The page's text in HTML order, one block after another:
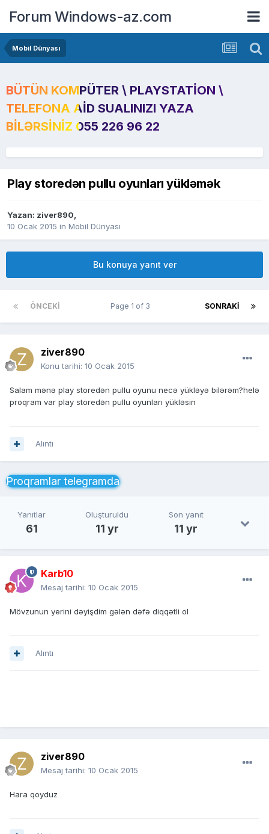
Forum Windows-az.com
Mobil Dünyası
BÜTÜN KOMPÜTER \ PLAYSTATION \
TELEFONA AID SUALINIZI YAZA
BILƏRSINIZ 055 226 96 22
Play storedən pullu oyunları yükləmək
Yazan: ziver890,
10 Ocak 2015 in Mobil Dünyası
Bu konuya yanıt ver
ÖNCEKI SONRAKI
Page 1 of 3
ziver890
Konu tarihi: 10 Ocak 2015
Salam mənə play storedən pullu oyunu necə yükləyə bilərəm?helə
proqram var play storedən pullu oyunları yükləsin
Alıntı
Proqramlar telegramda
Yanıtlar
61
Oluşturuldu
11 yr
Son yanıt
11 yr
Karb10
Mesaj tarihi: 10 Ocak 2015
Mövzunun yerini dəyişdim gələn dəfə diqqətli ol
Alıntı
ziver890
Mesaj tarihi: 10 Ocak 2015
Hara qoyduz